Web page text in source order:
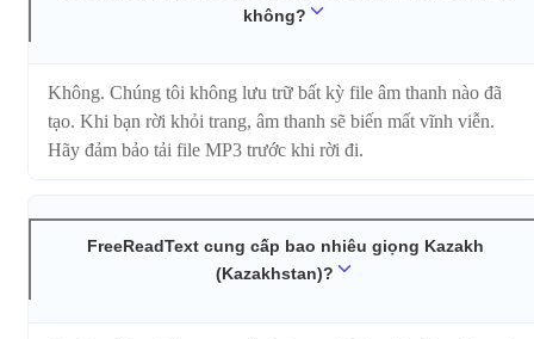
không?
Không. Chúng tôi không lưu trữ bất kỳ file âm thanh nào đã
tạo. Khi bạn rời khỏi trang, âm thanh sẽ biến mất vĩnh viễn.
Hãy đảm bảo tải file MP3 trước khi rời đi.
FreeReadText cung cấp bao nhiêu giọng Kazakh
(Kazakhstan)?